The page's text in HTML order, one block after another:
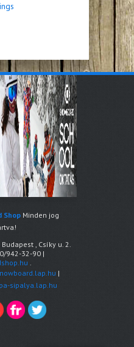
Shop Minden jog
Budapest , Csíky u. 2.
942-32-90|
.
|
sipalya.lap.hu